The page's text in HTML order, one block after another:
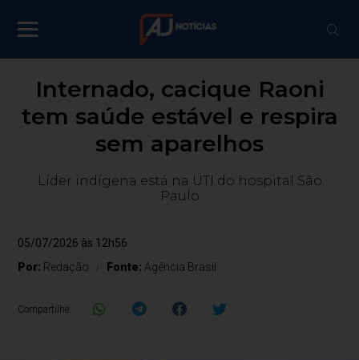
Internado, cacique Raoni
tem saúde estável e respira
sem aparelhos
Líder indígena está na UTI do hospital São
Paulo
05/07/2026 às 12h56
Por: Redação Fonte: Agência Brasil
Compartilhe: